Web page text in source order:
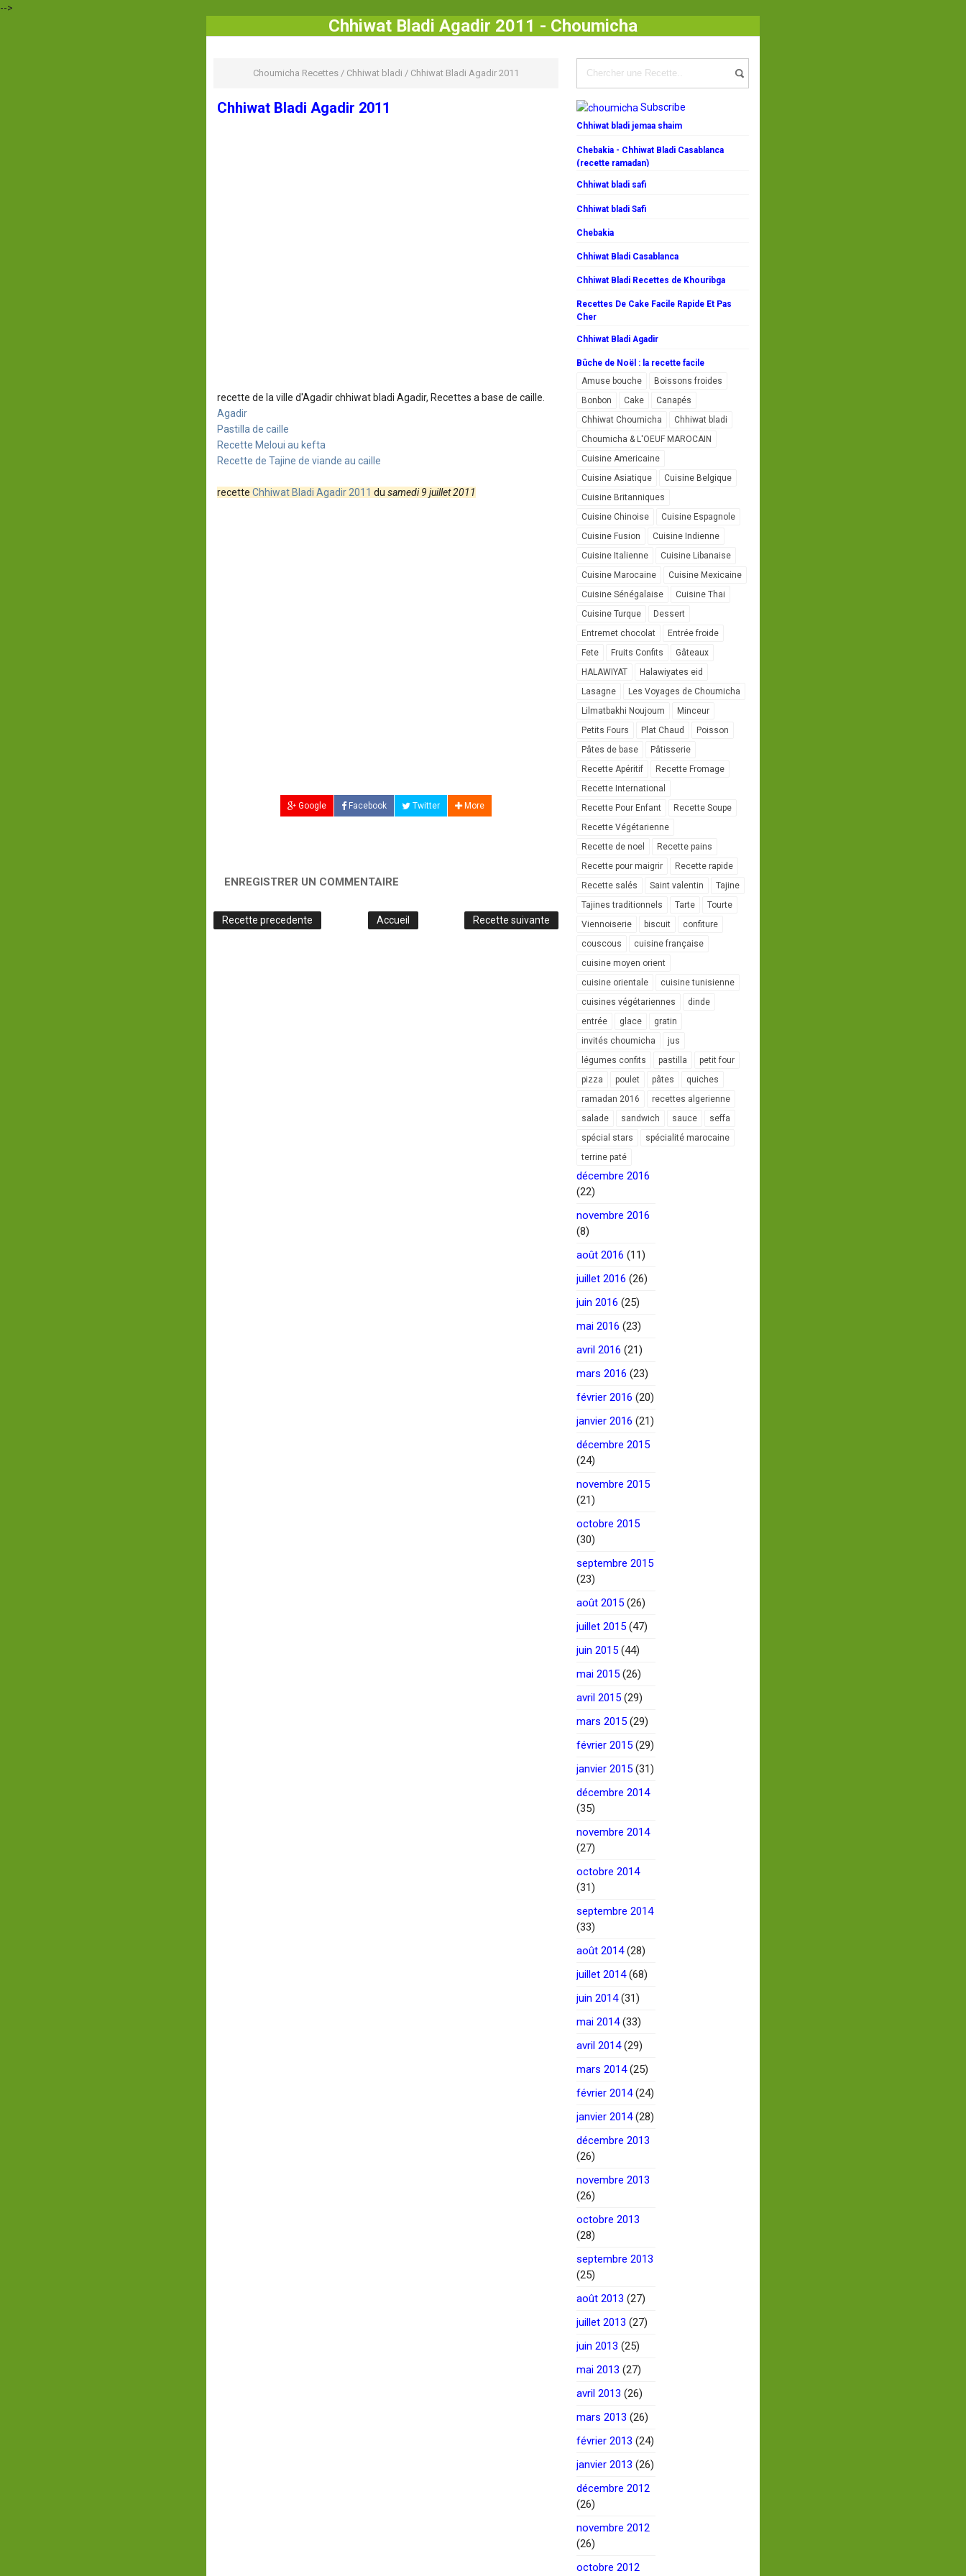
-->
Chhiwat Bladi Agadir 2011 - Choumicha
Choumicha Recettes / Chhiwat bladi / Chhiwat Bladi Agadir 2011
Chhiwat Bladi Agadir 2011
recette de la ville d'Agadirchhiwat bladi Agadir, Recettes a base de caille.
Agadir
Pastilla de caille
Recette Meloui au kefta
Recette de Tajine de viande au caille
recette Chhiwat Bladi Agadir 2011 du samedi 9 juillet 2011
Google Facebook Twitter More
ENREGISTRER UN COMMENTAIRE
Recette precedente Recette suivante
Accueil
Subscribe
Chhiwat bladi jemaa shaim
Chebakia - Chhiwat Bladi Casablanca
(recette ramadan)
Chhiwat bladi safi
Chhiwat bladi Safi
Chebakia
Chhiwat Bladi Casablanca
Chhiwat Bladi Recettes de Khouribga
Recettes De Cake Facile Rapide Et Pas
Cher
Chhiwat Bladi Agadir
Bûche de Noël : la recette facile
Amuse bouche
Boissons froides
Bonbon
Cake
Canapés
Chhiwat Choumicha
Chhiwat bladi
Choumicha & L'OEUF MAROCAIN
Cuisine Americaine
Cuisine Asiatique
Cuisine Belgique
Cuisine Britanniques
Cuisine Chinoise
Cuisine Espagnole
Cuisine Fusion
Cuisine Indienne
Cuisine Italienne
Cuisine Libanaise
Cuisine Marocaine
Cuisine Mexicaine
Cuisine Sénégalaise
Cuisine Thai
Cuisine Turque
Dessert
Entremet chocolat
Entrée froide
Fete
Fruits Confits
Gâteaux
HALAWIYAT
Halawiyates eid
Lasagne
Les Voyages de Choumicha
Lilmatbakhi Noujoum
Minceur
Petits Fours
Plat Chaud
Poisson
Pâtes de base
Pâtisserie
Recette Apéritif
Recette Fromage
Recette International
Recette Pour Enfant
Recette Soupe
Recette Végétarienne
Recette de noel
Recette pains
Recette pour maigrir
Recette rapide
Recette salés
Saint valentin
Tajine
Tajines traditionnels
Tarte
Tourte
Viennoiserie
biscuit
confiture
couscous
cuisine française
cuisine moyen orient
cuisine orientale
cuisine tunisienne
cuisines végétariennes
dinde
entrée
glace
gratin
invités choumicha
jus
légumes confits
pastilla
petit four
pizza
poulet pâtes
quiches
ramadan 2016
recettes algerienne
salade
sandwich sauce
seffa
spécial stars
spécialité marocaine
terrine paté
décembre 2016
(22)
novembre 2016
(8)
août 2016 (11)
juillet 2016 (26)
juin 2016 (25)
mai 2016 (23)
avril 2016 (21)
mars 2016 (23)
février 2016 (20)
janvier 2016 (21)
décembre 2015
(24)
novembre 2015
(21)
octobre 2015
(30)
septembre 2015
(23)
août 2015 (26)
juillet 2015 (47)
juin 2015 (44)
mai 2015 (26)
avril 2015 (29)
mars 2015 (29)
février 2015 (29)
janvier 2015 (31)
décembre 2014
(35)
novembre 2014
(27)
octobre 2014
(31)
septembre 2014
(33)
août 2014(28)
juillet 2014(68)
juin 2014(31)
mai 2014(33)
avril 2014(29)
mars 2014(25)
février 2014(24)
janvier 2014(28)
décembre 2013
(26)
novembre 2013
(26)
octobre 2013
(28)
septembre 2013
(25)
août 2013 (27)
juillet 2013 (27)
juin 2013 (25)
mai 2013 (27)
avril 2013 (26)
mars 2013 (26)
février 2013 (24)
janvier 2013 (26)
décembre 2012
(26)
novembre 2012
(26)
octobre 2012